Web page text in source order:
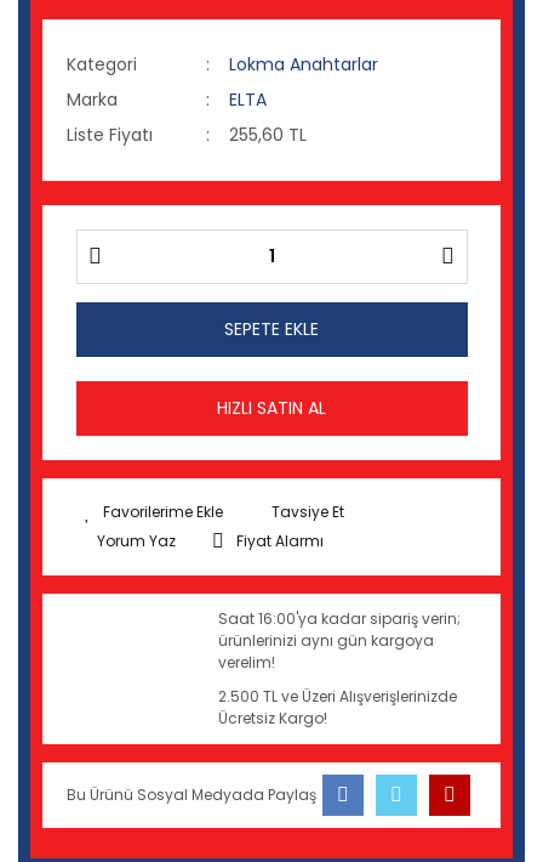
Kategori
Lokma Anahtarlar
Marka
ELTA
Liste Fiyatı
255,60 TL
SEPETE EKLE
HIZLI SATIN AL
Tavsiye Et
Yorum Yaz
Fiyat Alarmı
Saat 16:00'ya kadar sipariş verin;
ürünlerinizi aynı gün kargoya
verelim!
2.500 TL ve Üzeri Alışverişlerinizde
Ücretsiz Kargo!
Bu Ürünü Sosyal Medyada Paylaş